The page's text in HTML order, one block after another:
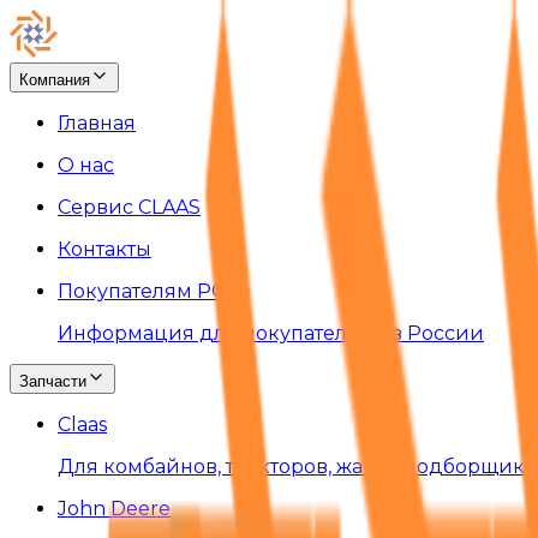
Компания
Главная
О нас
Сервис CLAAS
Контакты
Покупателям РФ
Информация для покупателей из России
Запчасти
Claas
Для комбайнов, тракторов, жаток,
John Deere